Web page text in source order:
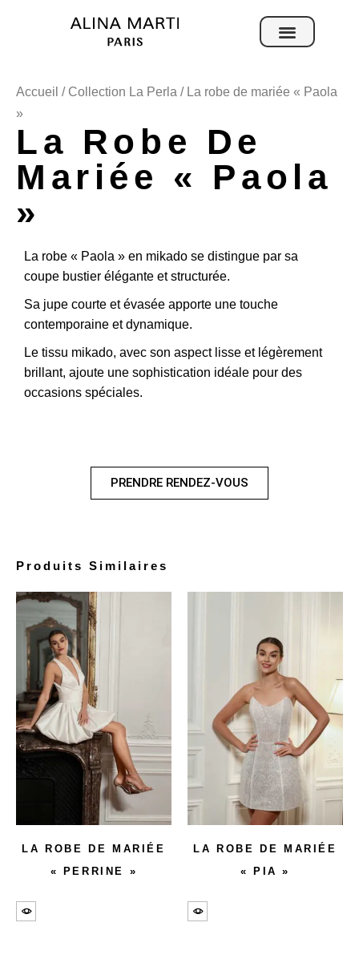
Accueil / Collection La Perla / La robe de mariée « Paola
»
La Robe De
Mariée « Paola
»
La robe « Paola » en mikado se distingue par sa
coupe bustier élégante et structurée.
Sa jupe courte et évasée apporte une touche
contemporaine et dynamique.
Le tissu mikado, avec son aspect lisse et légèrement
brillant, ajoute une sophistication idéale pour des
occasions spéciales.
PRENDRE RENDEZ-VOUS
Produits Similaires
LA ROBE DE MARIÉE
« PERRINE »
LA ROBE DE MARIÉE
« PIA »